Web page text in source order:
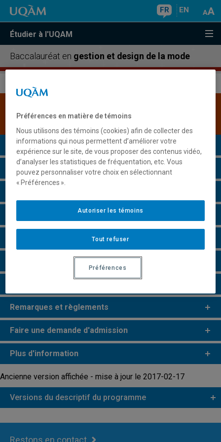
FR EN
Étudier à l'UQAM
Baccalauréat en gestion et design de la mode
disponible.Cliquez ici pour la consulter
Présentation du programme
Conditions d'admission
Grille de cheminement
Perspectives professionnelles
Remarques et règlements
Faire une demande d'admission
Plus d'information
Ancienne version affichée - mise à jour le 2017-02-17
Versions du descriptif du programme
Restons en contact
Préférences en matière de témoins
Nous utilisons des témoins (cookies) afin de collecter des
informations qui nous permettent d’améliorer votre
expérience sur le site, de vous proposer des contenus vidéo,
d’analyser les statistiques de fréquentation, etc. Vous
pouvez personnaliser votre choix en sélectionnant
« Préférences ».
Tout refuser
Autoriser les témoins
Préférences